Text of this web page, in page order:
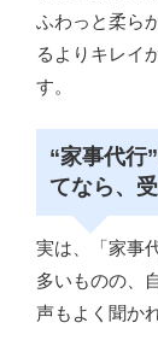
ふわっと柔ら
るよりキレイ
す。
“家事代行
てなら、
実は、「家事
多いものの、
声もよく聞か